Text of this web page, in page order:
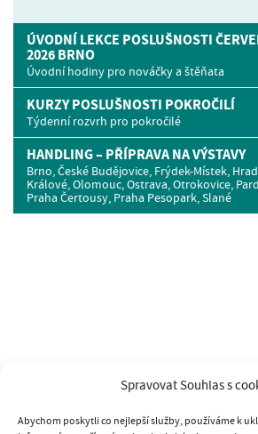
Spravovat Souhlas s
Abychom poskytli co nejlepší služby, používáme k
ÚVODNÍ LEKCE POSLUŠNOSTI
2026 BRNO
Úvodní hodiny pro nováčky a štěňata
KURZY POSLUŠNOSTI POKROČILÍ
Týdenní rozvrh pro pokročilé
HANDLING – PŘÍPRAVA NA VÝSTAVY
Brno, České Budějovice, Frýdek-Místek,
Králové, Olomouc, Ostrava, Otrokovice,
Praha Čertousy, Praha Pesopark, Slané